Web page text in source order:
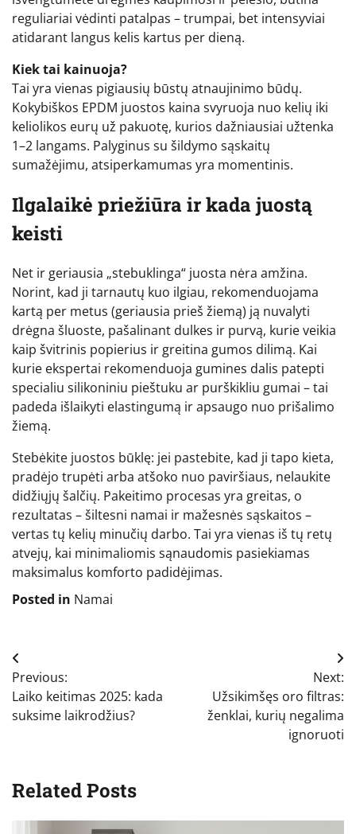
reguliariai vėdinti patalpas – trumpai, bet intensyviai
atidarant langus kelis kartus per dieną.
Kiek tai kainuoja?
Tai yra vienas pigiausių būstų atnaujinimo būdų.
Kokybiškos EPDM juostos kaina svyruoja nuo kelių iki
keliolikos eurų už pakuotę, kurios dažniausiai užtenka
1–2 langams. Palyginus su šildymo sąskaitų
sumažėjimu, atsiperkamumas yra momentinis.
Ilgalaikė priežiūra ir kada juostą
keisti
Net ir geriausia „stebuklinga“ juosta nėra amžina.
Norint, kad ji tarnautų kuo ilgiau, rekomenduojama
kartą per metus (geriausia prieš žiemą) ją nuvalyti
drėgna šluoste, pašalinant dulkes ir purvą, kurie veikia
kaip švitrinis popierius ir greitina gumos dilimą. Kai
kurie ekspertai rekomenduoja gumines dalis patepti
specialiu silikoniniu pieštuku ar purškikliu gumai – tai
padeda išlaikyti elastingumą ir apsaugo nuo prišalimo
žiemą.
Stebėkite juostos būklę: jei pastebite, kad ji tapo kieta,
pradėjo trupėti arba atšoko nuo paviršiaus, nelaukite
didžiųjų šalčių. Pakeitimo procesas yra greitas, o
rezultatas – šiltesni namai ir mažesnės sąskaitos –
vertas tų kelių minučių darbo. Tai yra vienas iš tų retų
atvejų, kai minimaliomis sąnaudomis pasiekiamas
maksimalus komforto padidėjimas.
Posted in Namai
Navigacija
tarp
įrašų
Previous:
Laiko keitimas 2025: kada
suksime laikrodžius?
Next:
Užsikimšęs oro filtras:
ženklai, kurių negalima
ignoruoti
Related Posts